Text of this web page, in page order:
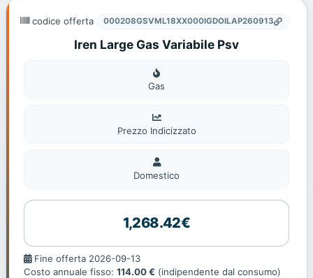
codice offerta 000208GSVML18XX000IGDOILAP260913
Iren Large Gas Variabile Psv
Gas
Gas
Prezzo Indicizzato
Domestico
Domestico
1,268.42€
Fine
offerta
Fine offerta 2026-09-13
Costo annuale fisso: 114.00 € (indipendente dal consumo)